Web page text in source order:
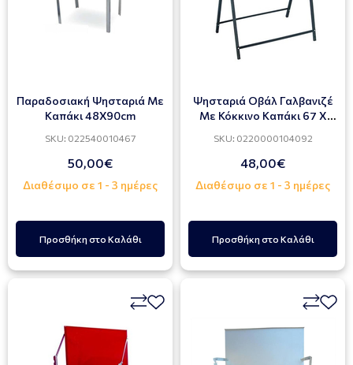
Παραδοσιακή Ψησταριά Με
Καπάκι 48X90cm
SKU: 022540010467
50,00€
Διαθέσιμο σε 1 - 3 ημέρες
Προσθήκη στο Καλάθι
Ψησταριά Οβάλ Γαλβανιζέ
Με Κόκκινο Καπάκι 67 Χ
SKU: 0220000104092
48,00€
Διαθέσιμο σε 1 - 3 ημέρες
Προσθήκη στο Καλάθι